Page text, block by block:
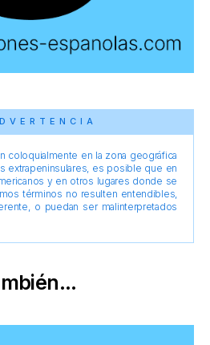
coloquialmente en la zona geográfica
extrapeninsulares, es posible que en
y en otros lugares donde se
términos no resulten entendibles,
o puedan ser malinterpretados